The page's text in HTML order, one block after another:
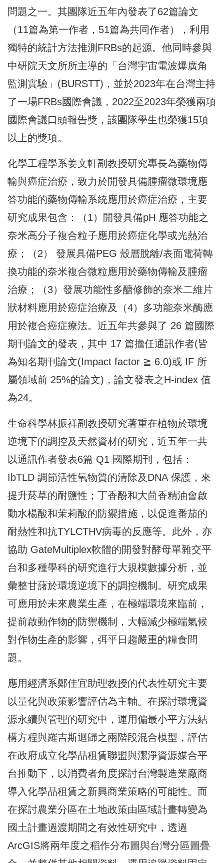
問題之一。其團隊近五年內發表了62篇論文
（11篇為第一作者，51篇為共同作者），利用
獨特的統計方法推測FRBs的起源。他同時參與
中研院天文所所主導的「 台灣宇宙電波爆廣角
監測實驗」(BURSTT)，並於2023年在台灣主持
了一場FRBs國際會議，2022至2023年榮獲兩項
國際會議口頭報告獎，該團隊學生也榮獲15項
以上的獎項。
化學工程學系姜文軒副教授研究專長為藥物傳
輸與癌症治療， 致力於開發具備腫瘤微環境應
答功能的藥物傳輸系統應用於癌症治療 ，主要
研究成果包含：（1）開發具備pH 應答功能之
奈米高分子複合粒子應用於癌症化學或光熱治
療；（2） 發展具備PEG 殼層脫離/表面電荷轉
換功能的奈米複合微粒應用於藥物傳輸及腫瘤
治療；（3） 發展功能性多醣修飾的奈米二維片
狀材料應用於癌症治療及（4） 多功能奈米酶應
用於複合癌症療法。近五年共參與了 26 篇國際
期刊論文的發表，其中 17 篇擔任通訊作者(皆
為知名期刊論文(Impact factor ≧ 6.0)或 IF 所
屬領域前 25%的論文)，論文發表之H-index 值
為24。
生命科學林振祥副教授研究著重在植物於環境
逆境下的調控及天然資材的研究，近五年一共
以通訊作者發表6篇 Q1 國際期刊，包括：
IbTLD 調節活性氧物質的清除及DNA 保護，來
提升菸草的耐鹽性； 丁香酚和大茴香精油會啟
動水楊酸和茉莉酸的防禦措施， 以促進番茄的
耐熱性和抗TYLCTHV病毒的反應等。此外， 亦
協助 GateMultiplex軟體的開發對酵母單雜交平
台和多種學科的研究進行大規模數據分析， 並
彙整甘藷於環境逆境下的調控機制。 研究成果
可應用於未來農業生產，在極端環境來臨前，
提前啟動作物的防禦機制，大幅減少極端氣候
對作物生產的影響， 弭平日趨嚴重的糧食問
題。
應用經濟系鄭佳宜助理教授的代表性研究主要
以量化與政策影響評估為主軸。在探討環境資
源永續與管理的研究中， 運用偏最小平方法結
構方程與羅吉斯迴歸之兩階段混合模型， 評估
在政府成立化學品租賃聯盟與潔淨資源媒合平
台推動下， 以消費者角度探討台灣製造業廠商
導入化學品租賃之新興商業策略的可能性。 而
在探討農業分區在土地政策由區域計畫轉變為
國土計畫過渡期間之有效性研究中，透過
ArcGIS將兩年度之稻作分布圖與台灣分區圖疊